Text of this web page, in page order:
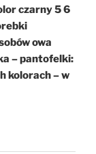
czarny 5 6
owa
– pantofelki:
kolorach – w